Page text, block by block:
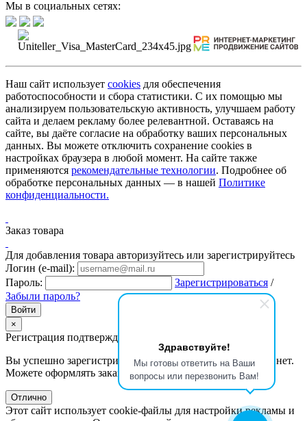
Здравствуйте!
Мы готовы ответить на Ваши
вопросы или перезвонить Вам!
Мы в социальных сетях:
Наш сайт использует cookies для обеспечения
работоспособности и сбора статистики. С их помощью мы
анализируем пользовательскую активность, улучшаем работу
сайта и делаем рекламу более релевантной. Оставаясь на
сайте, вы даёте согласие на обработку ваших персональных
данных. Вы можете отключить сохранение cookies в
настройках браузера в любой момент. На сайте также
применяются рекомендательные технологии. Подробнее об
обработке персональных данных — в нашей Политике
конфиденциальности.
Заказ товара
Для добавления товара авторизуйтесь или зарегистрируйтесь
Логин (e-mail):
Пароль:
Зарегистрироваться /
Забыли пароль?
×
Регистрация подтверждена
Вы успешно зарегистрировались и вошли в личный кабинет.
Можете оформлять заказы и управлять профилем.
Отлично
Этот сайт использует cookie-файлы для настройки рекламы и